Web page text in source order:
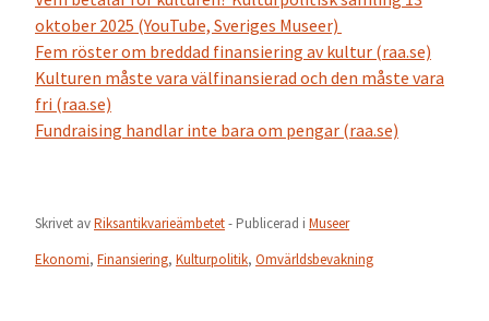
oktober 2025 (YouTube, Sveriges Museer)
Fem röster om breddad finansiering av kultur (raa.se)
Kulturen måste vara välfinansierad och den måste vara
fri (raa.se)
Fundraising handlar inte bara om pengar (raa.se)
Skrivet avRiksantikvarieämbetet- Publicerad i Museer
Ekonomi, Finansiering, Kulturpolitik, Omvärldsbevakning